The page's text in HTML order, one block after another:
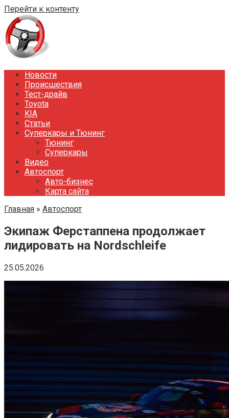
Перейти к контенту
Новости
Происшествия
Тест-драйв
Toyota
KIA
Статьи
Суперкары и Тюнинг
Тюнинг
Суперкары
Видео
Автоспорт
Авто-бизнес
Карта сайта
Главная » Автоспорт
Экипаж Ферстаппена продолжает
лидировать на Nordschleife
25.05.2026